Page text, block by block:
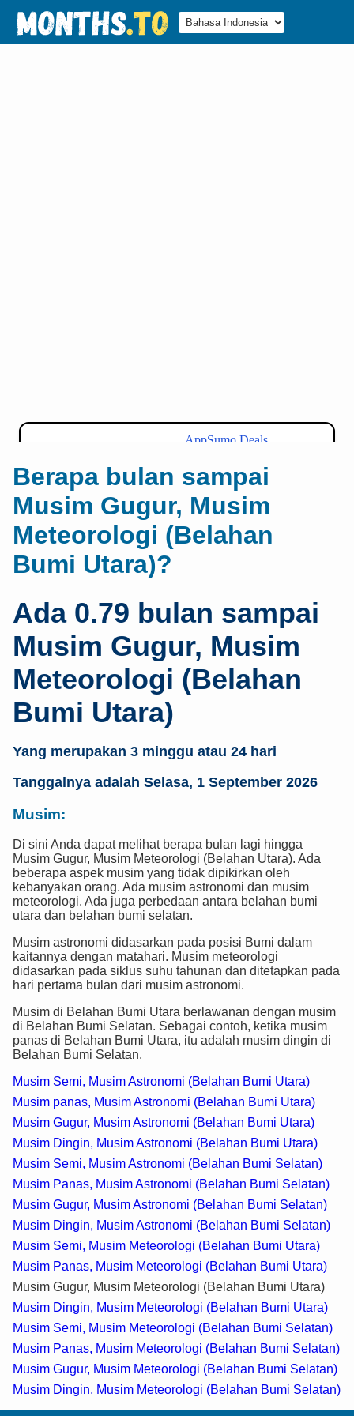
Berapa bulan sampai
Musim Gugur, Musim
Meteorologi (Belahan
Bumi Utara)?
Ada 0.79 bulan sampai
Musim Gugur, Musim
Meteorologi (Belahan
Bumi Utara)
Yang merupakan 3 minggu atau 24 hari
Tanggalnya adalah Selasa, 1 September 2026
Musim:
Di sini Anda dapat melihat berapa bulan lagi hingga
Musim Gugur, Musim Meteorologi (Belahan Utara). Ada
beberapa aspek musim yang tidak dipikirkan oleh
kebanyakan orang. Ada musim astronomi dan musim
meteorologi. Ada juga perbedaan antara belahan bumi
utara dan belahan bumi selatan.
Musim astronomi didasarkan pada posisi Bumi dalam
kaitannya dengan matahari. Musim meteorologi
didasarkan pada siklus suhu tahunan dan ditetapkan pada
hari pertama bulan dari musim astronomi.
Musim di Belahan Bumi Utara berlawanan dengan musim
di Belahan Bumi Selatan. Sebagai contoh, ketika musim
panas di Belahan Bumi Utara, itu adalah musim dingin di
Belahan Bumi Selatan.
Musim Semi, Musim Astronomi (Belahan Bumi Utara)
Musim panas, Musim Astronomi (Belahan Bumi Utara)
Musim Gugur, Musim Astronomi (Belahan Bumi Utara)
Musim Dingin, Musim Astronomi (Belahan Bumi Utara)
Musim Semi, Musim Astronomi (Belahan Bumi Selatan)
Musim Panas, Musim Astronomi (Belahan Bumi Selatan)
Musim Gugur, Musim Astronomi (Belahan Bumi Selatan)
Musim Dingin, Musim Astronomi (Belahan Bumi Selatan)
Musim Semi, Musim Meteorologi (Belahan Bumi Utara)
Musim Panas, Musim Meteorologi (Belahan Bumi Utara)
Musim Gugur, Musim Meteorologi (Belahan Bumi Utara)
Musim Dingin, Musim Meteorologi (Belahan Bumi Utara)
Musim Semi, Musim Meteorologi (Belahan Bumi Selatan)
Musim Panas, Musim Meteorologi (Belahan Bumi Selatan)
Musim Gugur, Musim Meteorologi (Belahan Bumi Selatan)
Musim Dingin, Musim Meteorologi (Belahan Bumi Selatan)